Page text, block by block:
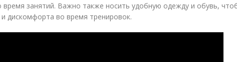
время занятий. Важно также носить удобную одежду и обувь,
дискомфорта во время тренировок.